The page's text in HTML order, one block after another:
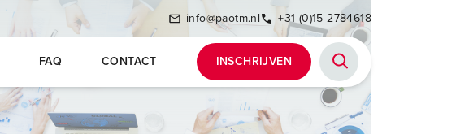
info@paotm.nl +31 (0)15-2784618
FAQ CONTACT INSCHRIJVEN